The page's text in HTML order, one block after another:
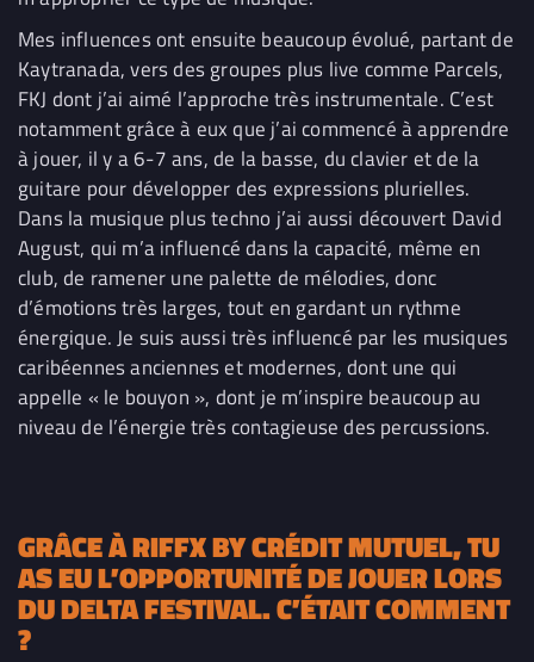
Mes influences ont ensuite beaucoup évolué, partant de
Kaytranada, vers des groupes plus live comme Parcels,
FKJ dont j’ai aimé l’approche très instrumentale. C’est
notamment grâce à eux que j’ai commencé à apprendre
à jouer, il y a 6-7 ans, de la basse, du clavier et de la
guitare pour développer des expressions plurielles.
Dans la musique plus techno j’ai aussi découvert David
August, qui m’a influencé dans la capacité, même en
club, de ramener une palette de mélodies, donc
d’émotions très larges, tout en gardant un rythme
énergique. Je suis aussi très influencé par les musiques
caribéennes anciennes et modernes, dont une qui
appelle « le bouyon », dont je m’inspire beaucoup au
niveau de l’énergie très contagieuse des percussions.
GRÂCE À RIFFX BY CRÉDIT MUTUEL, TU
AS EU L’OPPORTUNITÉ DE JOUER LORS
DU DELTA FESTIVAL. C’ÉTAIT COMMENT
?